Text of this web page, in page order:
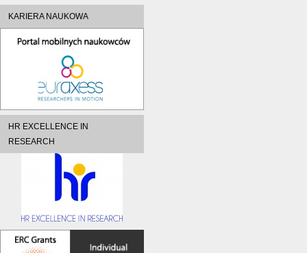
KARIERA NAUKOWA
HR EXCELLENCE IN
RESEARCH